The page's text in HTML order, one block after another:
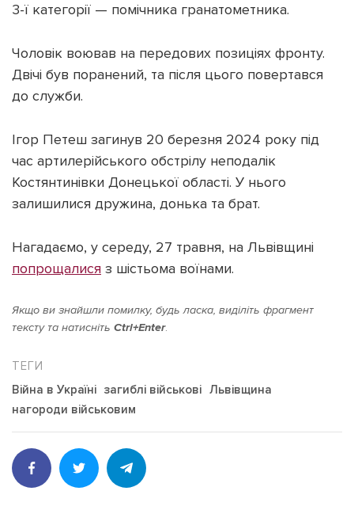
3-ї категорії — помічника гранатометника.
Чоловік воював на передових позиціях фронту.
Двічі був поранений, та після цього повертався
до служби.
Ігор Петеш загинув 20 березня 2024 року під
час артилерійського обстрілу неподалік
Костянтинівки Донецької області. У нього
залишилися дружина, донька та брат.
Нагадаємо, у середу, 27 травня, на Львівщині
попрощалися з шістьома воїнами.
Якщо ви знайшли помилку, будь ласка, виділіть фрагмент
тексту та натисніть Ctrl+Enter.
Війна в Україні загиблі військові Львівщина
нагороди військовим